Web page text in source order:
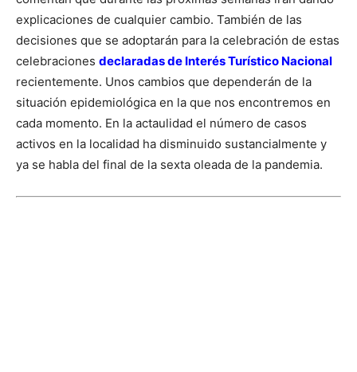
explicaciones de cualquier cambio. También de las
decisiones que se adoptarán para la celebración de estas
celebraciones declaradas de Interés Turístico Nacional
recientemente. Unos cambios que dependerán de la
situación epidemiológica en la que nos encontremos en
cada momento. En la actaulidad el número de casos
activos en la localidad ha disminuido sustancialmente y
ya se habla del final de la sexta oleada de la pandemia.